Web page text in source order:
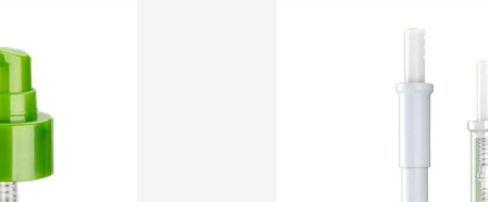
MAISON
PRODUITS
Rights
Reserved.
Developed
ECER